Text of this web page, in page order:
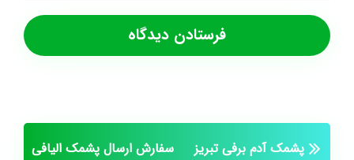
پشمک آدم برفی تبریز
سفارش ارسال پشمک الیافی